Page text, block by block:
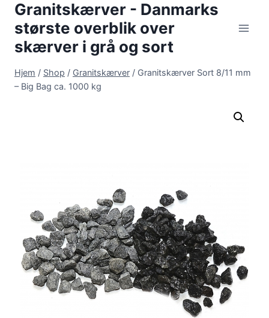
Fortsæt
indhold
Granitskærver - Danmarks
største overblik over
skærver i grå og sort
Hjem / Shop / Granitskærver / Granitskærver Sort 8/11 mm
– Big Bag ca. 1000 kg